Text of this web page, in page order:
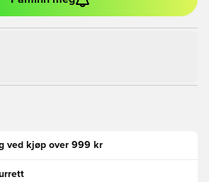
ved kjøp over 999 kr